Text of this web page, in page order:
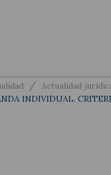
/ Actualidad
INDIVIDUAL.